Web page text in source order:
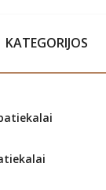
KATEGORIJOS